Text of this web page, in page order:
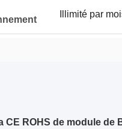
Illimité par
ROHS de module de